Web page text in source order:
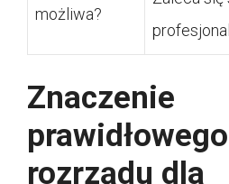
możliwa?
Znaczenie
rozrządu dla